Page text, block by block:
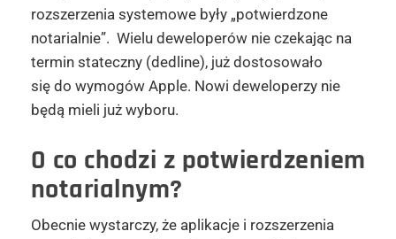
rozszerzenia systemowe były „potwierdzone
notarialnie”. Wielu deweloperów nie czekając na
termin stateczny (dedline), już dostosowało
się do wymogów Apple. Nowi deweloperzy nie
będą mieli już wyboru.
O co chodzi z potwierdzeniem
notarialnym?
Obecnie wystarczy, że aplikacje i rozszerzenia